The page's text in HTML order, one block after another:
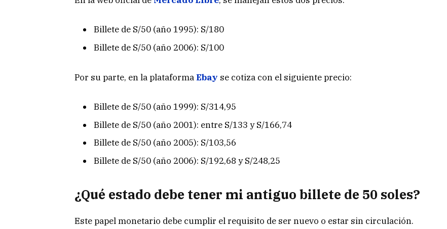
Billete de S/50 (año 1995): S/180
Billete de S/50 (año 2006): S/100
Por su parte, en la plataformaEbay se cotiza con el siguiente precio:
Billete de S/50 (año 1999): S/314,95
Billete de S/50 (año 2001): entre S/133 y S/166,74
Billete de S/50 (año 2005): S/103,56
Billete de S/50 (año 2006): S/192,68 y S/248,25
¿Qué estado debe tener mi antiguo billete de 50 soles?
Este papel monetario debe cumplir el requisito de ser nuevo o estar sin circulación.